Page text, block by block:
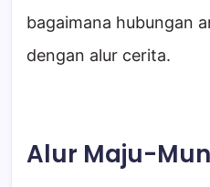
bagaimana hubungan
dengan alur cerita.
Alur Maju-